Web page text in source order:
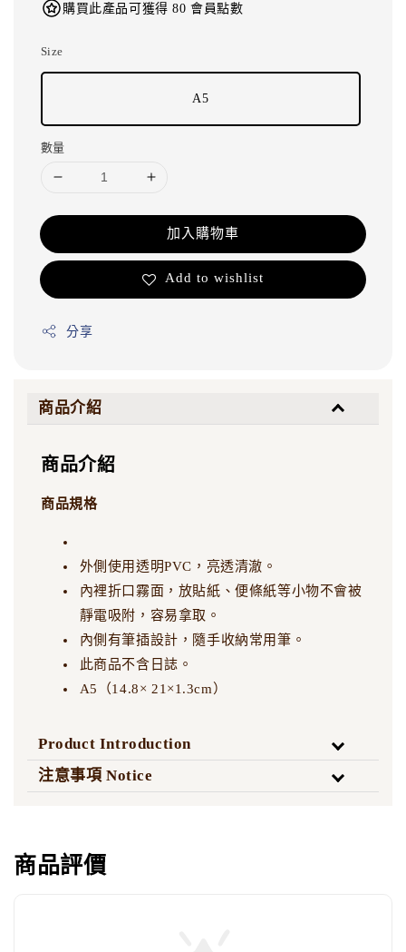
購買此產品可獲得 80 會員點數
Size
A5
數量
加入購物車
Add to wishlist
分享
商品介紹
商品介紹
商品規格
外側使用透明PVC，亮透清澈。
內裡折口霧面，放貼紙、便條紙等小物不會被
靜電吸附，容易拿取。
內側有筆插設計，隨手收納常用筆。
此商品不含日誌。
A5（14.8× 21×1.3cm）
Product Introduction
注意事項 Notice
商品評價